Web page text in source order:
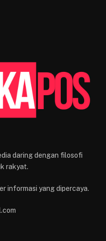
daring dengan filosofi
rakyat.
informasi yang dipercaya.